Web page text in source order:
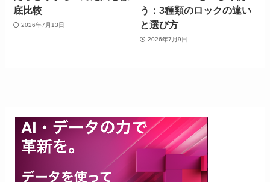
底比較
2026年7月13日
う：3種類のロックの違い
と選び方
2026年7月9日